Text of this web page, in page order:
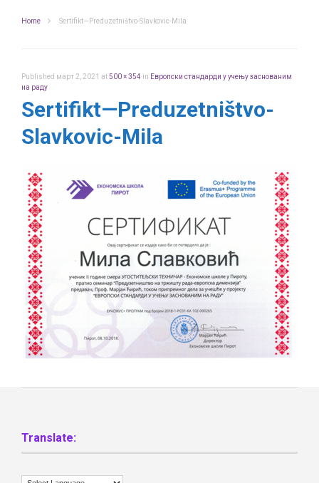
Home Sertifikt—Preduzetništvo-Slavkovic-Mila
Published март 2, 2021 at500 × 354 in Европски стандарди у учењу заснованим
на раду
Sertifikt—Preduzetništvo-
Slavkovic-Mila
Translate: